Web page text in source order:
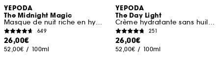
YEPODA
The Midnight Magic
Masque de nuit riche en hydratation et à l'effet anti-âge
649
26,00€
52,00€ / 100ml
YEPODA
The Day Light
Crème hydratante sans huiles à l'eau de rose et niacinamide
251
26,00€
52,00€ / 100ml